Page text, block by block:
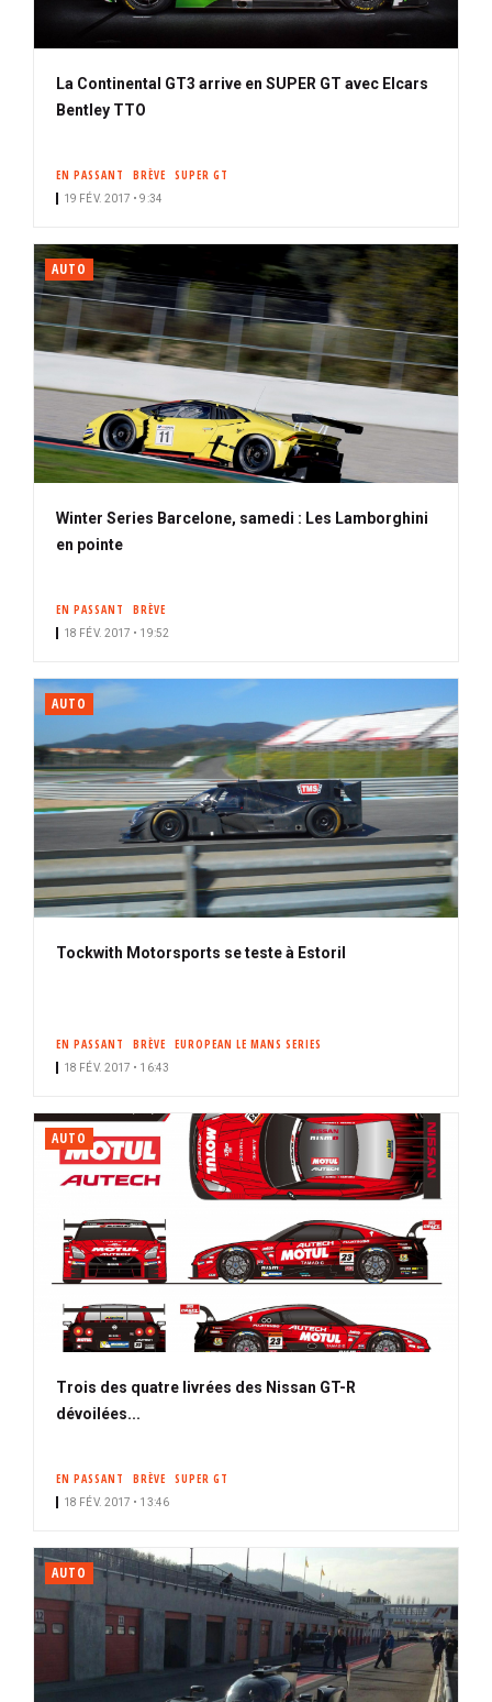
La Continental GT3 arrive en SUPER GT avec EIcars
Bentley TTO
EN PASSANT BRÈVE SUPER GT
19 FÉV. 2017 • 9:34
AUTO
Winter Series Barcelone, samedi : Les Lamborghini
en pointe
EN PASSANT BRÈVE
18 FÉV. 2017 • 19:52
AUTO
Tockwith Motorsports se teste à Estoril
EN PASSANT BRÈVE EUROPEAN LE MANS SERIES
18 FÉV. 2017 • 16:43
AUTO
Trois des quatre livrées des Nissan GT-R
dévoilées...
EN PASSANT BRÈVE SUPER GT
18 FÉV. 2017 • 13:46
AUTO